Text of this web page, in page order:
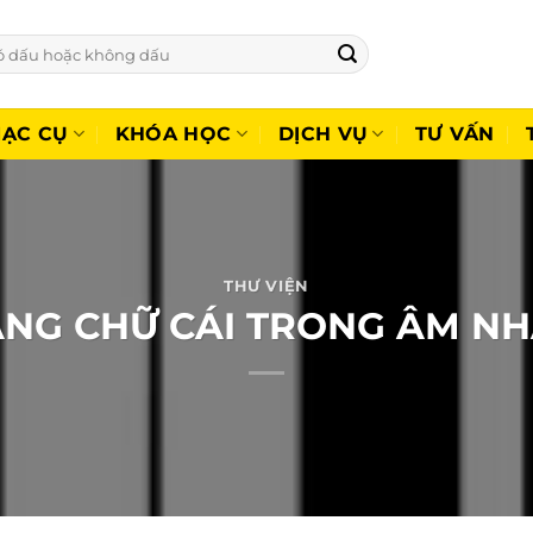
CỤ KHÓA HỌC DỊCH VỤ TƯ VẤN
THƯ VIỆN
CHỮ CÁI TRONG ÂM